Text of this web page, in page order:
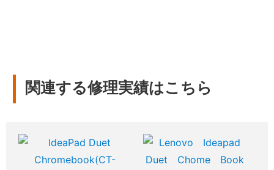
関連する修理実績はこちら